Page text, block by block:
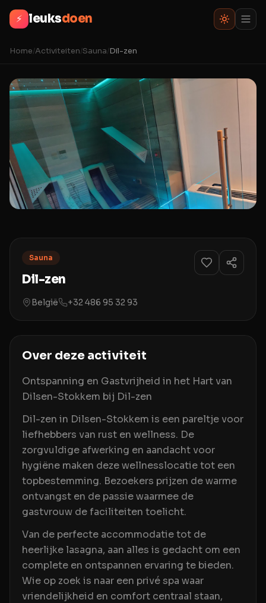
⚡ leuksdoen
Home/Activiteiten/Sauna/Dil-zen
Sauna
Dil-zen
België +32 486 95 32 93
Over deze activiteit
Ontspanning en Gastvrijheid in het Hart van
Dilsen-Stokkem bij Dil-zen
Dil-zen in Dilsen-Stokkem is een pareltje voor
liefhebbers van rust en wellness. De
zorgvuldige afwerking en aandacht voor
hygiëne maken deze wellnesslocatie tot een
topbestemming. Bezoekers prijzen de warme
ontvangst en de passie waarmee de
gastvrouw de faciliteiten toelicht.
Van de perfecte accommodatie tot de
heerlijke lasagna, aan alles is gedacht om een
complete en ontspannen ervaring te bieden.
Wie op zoek is naar een privé spa waar
vriendelijkheid en comfort centraal staan,